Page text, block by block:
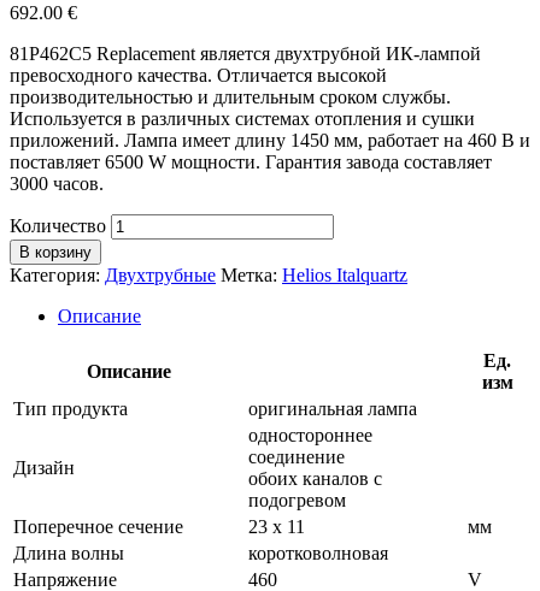
692.00 €
81P462C5 Replacement является двухтрубной ИК-лампой
превосходного качества. Отличается высокой
производительностью и длительным сроком службы.
Используется в различных системах отопления и сушки
приложений. Лампа имеет длину 1450 мм, работает на 460 В и
поставляет 6500 W мощности. Гарантия завода составляет
3000 часов.
Количество
В корзину
Категория: Двухтрубные Метка: Helios Italquartz
Описание
Описание
Ед.
изм
Тип продукта
оригинальная лампа
Дизайн
одностороннее
соединение
обоих каналов с
подогревом
Поперечное сечение
23 х 11
мм
Длина волны
коротковолновая
Напряжение
460
V